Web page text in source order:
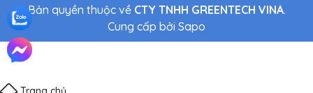
Bản quyền thuộc về CTY TNHH GREENTECH VINA.
Cung cấp bởi Sapo